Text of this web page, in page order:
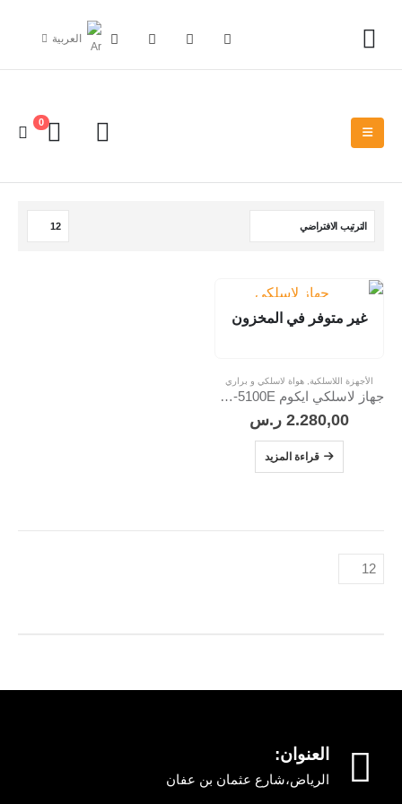
العربية
0
غير متوفر في المخزون
الأجهزة اللاسلكية هواة لاسلكي و براري
جهاز لاسلكي ايكوم ICOM ID-5100E
2.280,00 ر.س
قراءة المزيد
العنوان:
الرياض،شارع عثمان بن عفان